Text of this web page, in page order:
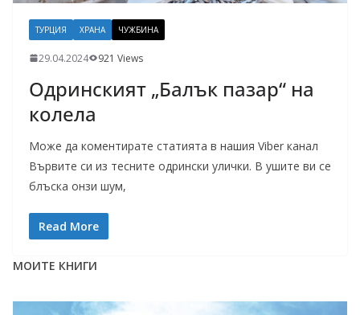
ТУРЦИЯ ХРАНА ЧУЖБИНА
29.04.2024 921 Views
Одринският „Балък пазар“ на
колела
Може да коментирате статията в нашия Viber канал
Вървите си из тесните одрински улички. В ушите ви се
блъска онзи шум,
Read More
МОИТЕ КНИГИ